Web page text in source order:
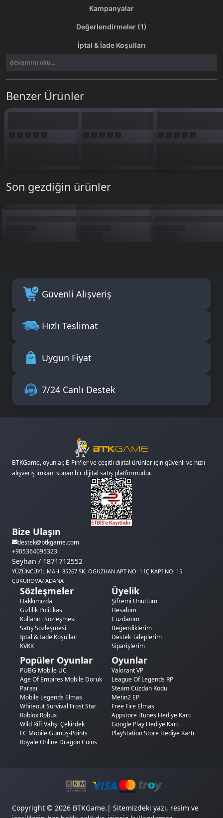
Kampanyalar
Değerlendirmeler (1)
İptal & İade Koşulları
devamını oku...
Benzer Ürünler
Son gezdiğin ürünler
Güvenli Alışveriş
Hızlı Teslimat
Uygun Fiyat
7/24 Canlı Destek
BTKGame, oyunlar, E-Pin'ler ve çeşitli dijital ürünler için güvenli ve hızlı
alışveriş imkanı sunan bir dijital satış platformudur.
Bize Ulaşın
destek@btkgame.com
+905364095323
Seyhan / 1871712552
YÜZÜNCÜYIL MAH. 85267 SK. OGUZHAN APT NO: 1 IÇ KAPI NO: 15
ÇUKUROVA/ ADANA
Sözleşmeler
Hakkımızda
Gizlilik Politikası
Kullanıcı Sözleşmesi
Satış Sözleşmesi
İptal & İade Koşulları
KVKK
Üyelik
Şifremi Unuttum
Hesabım
Cüzdanım
Beğendiklerim
Destek Taleplerim
Siparişlerim
Popüler Oyunlar
PUBG Mobile UC
Age Of Empires Mobile Doruk
Parası
Mobile Legends Elmas
Whiteout Survival Frost Star
Roblox Robux
Wild Rift Vahşi Çekirdek
FC Mobile Gümüş-Points
Royale Online Dragon Coins
Oyunlar
Valorant VP
League Of Legends RP
Steam Cüzdan Kodu
Metin2 EP
Free Fire Elmas
Appstore iTunes Hediye Kartı
Google Play Hediye Kartı
PlayStation Store Hediye Kartı
Copyright © 2026 BTKGame.| Sitemizdeki yazı, resim ve